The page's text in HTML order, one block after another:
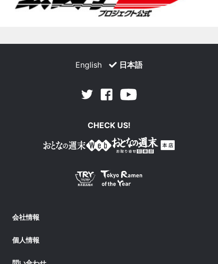
English 日本語
Twitter Facebook
CHECK US!
会社情報
個人情報